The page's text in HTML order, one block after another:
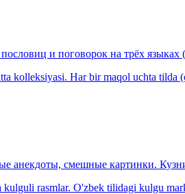
и поговорок на трёх языках
kolleksiyasi. Har bir maqol uchta tilda
анекдоты, смешные картинки.
kulguli rasmlar. O'zbek tilidagi kulgu